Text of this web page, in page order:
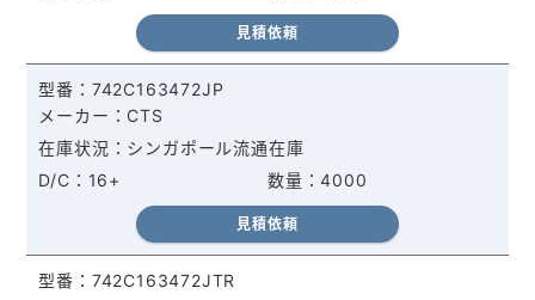
見積依頼
742C163472JP
CTS
4000
シンガポール流通在庫
16+
見積依頼
742C163472JTR